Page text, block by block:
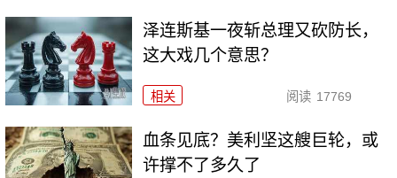
泽连斯基一夜斩总理又砍防长，
这大戏几个意思？
相关 阅读 17769
血条见底？美利坚这艘巨轮，或
许撑不了多久了